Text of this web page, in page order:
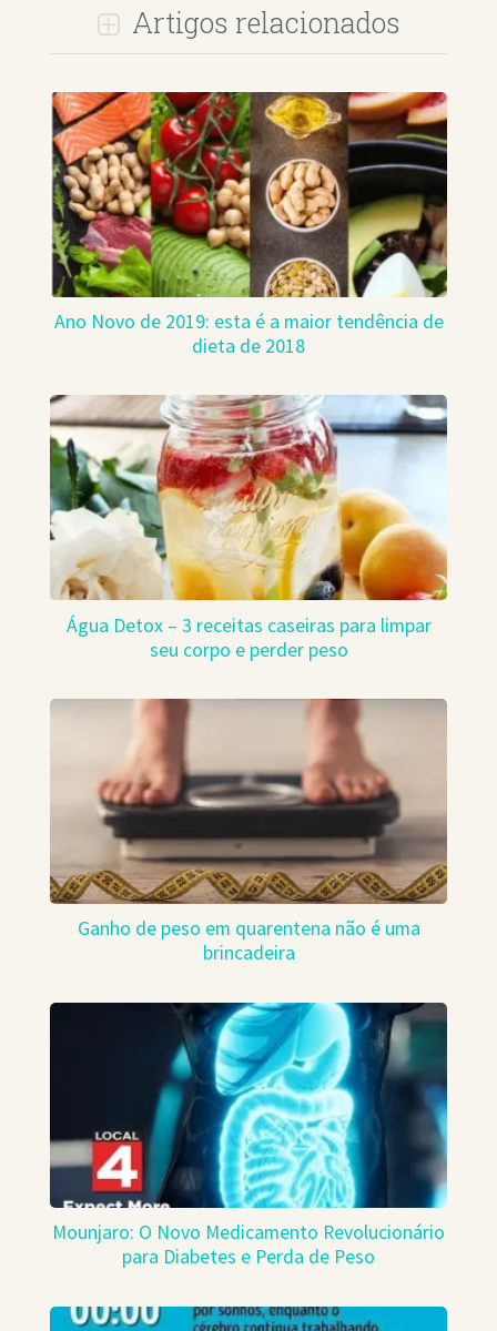
Artigos relacionados
Ano Novo de 2019: esta é a maior tendência de
dieta de 2018
Água Detox – 3 receitas caseiras para limpar
seu corpo e perder peso
Ganho de peso em quarentena não é uma
brincadeira
Mounjaro: O Novo Medicamento Revolucionário
para Diabetes e Perda de Peso